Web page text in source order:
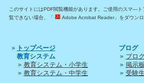
このサイトにはPDF閲覧機能があります。ご使用のスマ―
覧できない場合、「
Adobe Acrobat Reader」をダウンロ
トップページ
教育システム
教育システム・小学生
教育システム・中学生
ブログ
ブロ
掲示
受験